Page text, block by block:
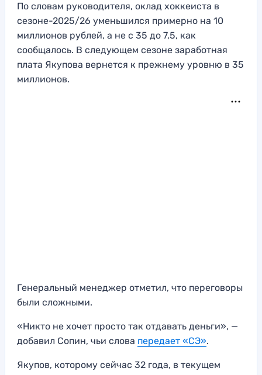
По словам руководителя, оклад хоккеиста в
сезоне-2025/26 уменьшился примерно на 10
миллионов рублей, а не с 35 до 7,5, как
сообщалось. В следующем сезоне заработная
плата Якупова вернется к прежнему уровню в 35
миллионов.
Генеральный менеджер отметил, что переговоры
были сложными.
«Никто не хочет просто так отдавать деньги», —
добавил Сопин, чьи слова передает «СЭ».
Якупов, которому сейчас 32 года, в текущем